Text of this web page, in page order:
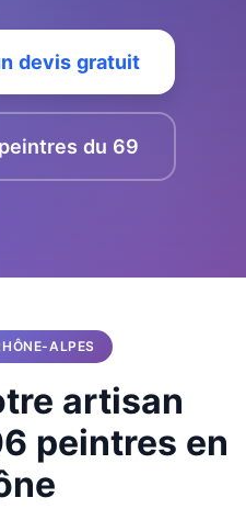
devis gratuit
du 69
ALPES
artisan
peintres en